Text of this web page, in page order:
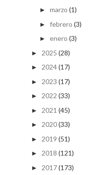
► marzo (1)
► febrero (3)
► enero (3)
► 2025 (28)
► 2024(17)
► 2023 (17)
► 2022 (33)
► 2021 (45)
► 2020(33)
► 2019 (51)
► 2018 (121)
► 2017(173)